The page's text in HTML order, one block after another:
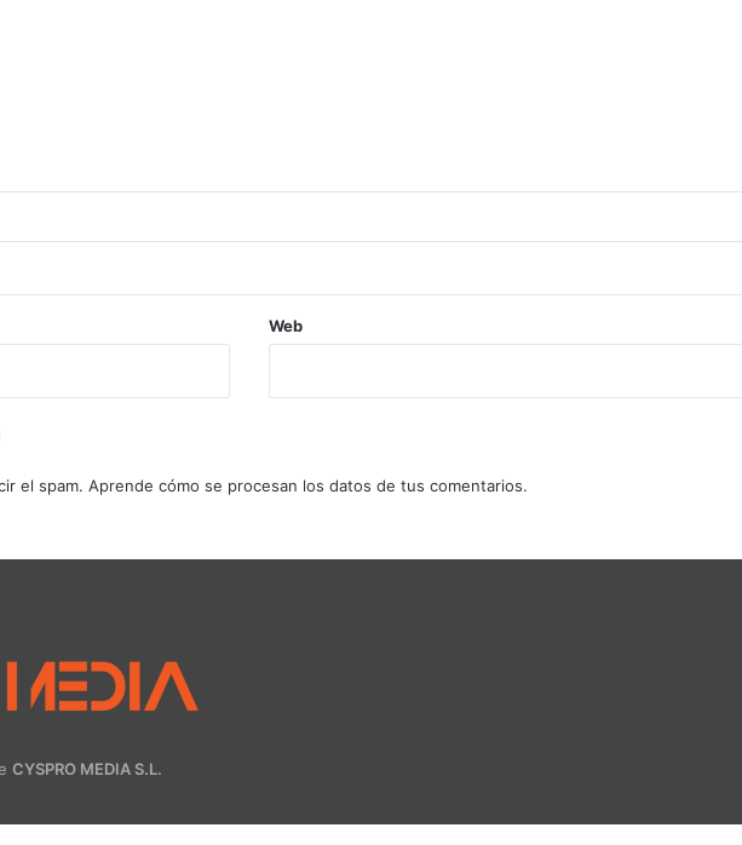
Web
el spam. Aprende cómo se procesan los datos de tus comentarios.
CYSPRO MEDIA S.L.